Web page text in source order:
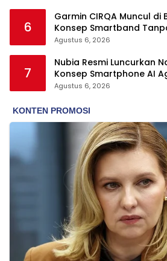
6
Garmin CIRQA Muncul di
Konsep Smartband
Agustus 6, 2026
7
Nubia Resmi Luncurkan
Konsep Smartphone AI
Agustus 6, 2026